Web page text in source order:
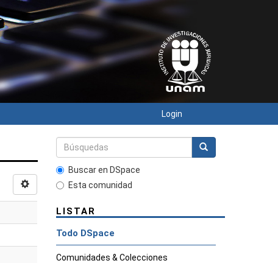
Login
Buscar en DSpace
Esta comunidad
LISTAR
Todo DSpace
Comunidades & Colecciones